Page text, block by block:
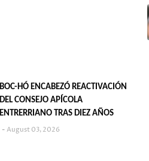
BOC-HÓ ENCABEZÓ REACTIVACIÓN
DEL CONSEJO APÍCOLA
ENTRERRIANO TRAS DIEZ AÑOS
August 03, 2026